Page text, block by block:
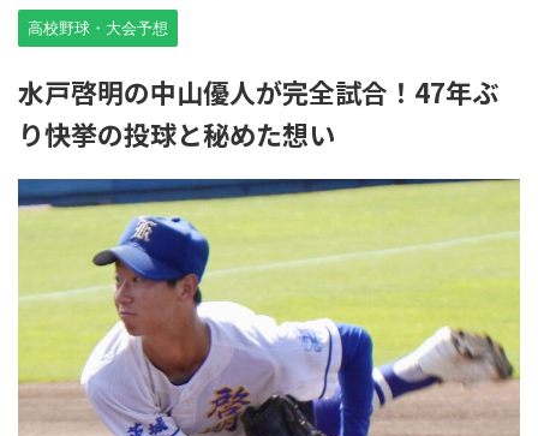
高校野球・大会予想
水戸啓明の中山優人が完全試合！47年ぶ
り快挙の投球と秘めた想い